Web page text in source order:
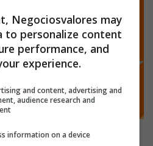
ser um empréstimo seguro,
Negociosvalores may
to personalize content
performance, and
experience.
and content, advertising and
audience research and
information on a device